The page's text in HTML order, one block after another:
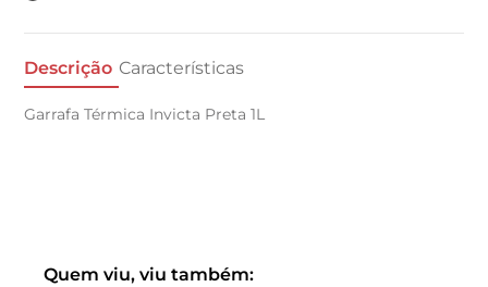
Descrição Características
Garrafa Térmica Invicta Preta 1L
Quem viu, viu também: